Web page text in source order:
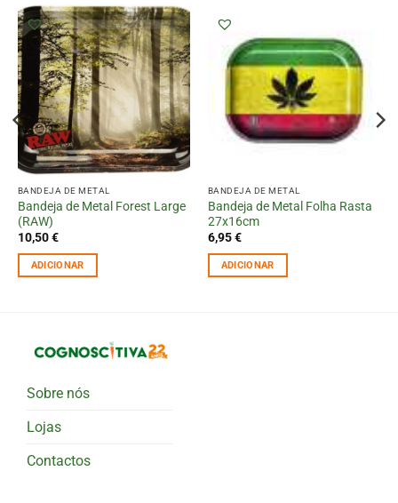
BANDEJA DE METAL
Bandeja de Metal Forest Large
(RAW)
10,50€
ADICIONAR
BANDEJA DE METAL
Bandeja de Metal Folha Rasta
27x16cm
6,95€
ADICIONAR
Sobre nós
Lojas
Contactos